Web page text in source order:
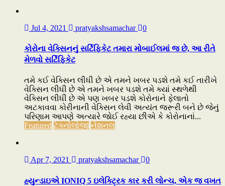
Jul 4, 2021 pratyakshsamachar 0
કોરોના વેક્સિનનું સર્ટિફિકેટ તમારા મોબાઈલમાં જ છે, આ રીતે
મેળવો સર્ટિફિકેટ
તમે કઈ વેક્સિન લીધી છે એ તમને ખબર પડશે તમે કઈ તારીખે
વેક્સિન લીધી છે એ તમને ખબર પડશે તમે ક્યાં સ્થળેથી
વેક્સિન લીધી છે એ પણ ખબર પડશે કોરોનાને ફેલાતો
અટકાવવા કોરીનાની વેક્સિન લેવી અત્યંત જરૂરી બને છે જેનું
પરિણામ આપણે અત્યારે જોઈ રહ્યા છીએ કે કોરોનાનાં...
Featured ટેક્નોલોજી નેશનલ
Apr 7, 2021 pratyakshsamachar 0
હ્યુન્ડાઇએ IONIQ 5 ઇલેક્ટ્રિક કાર કરી લોન્ચ, એક જ વખત